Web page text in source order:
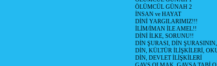
ÖLÜMCÜL GÜNAH 2
İNSAN ve HAYAT
DİNİ YARGILARIMIZ!!!
İLİM/İMAN İLE AMEL!!
DİNİ İLKE, SORUNU!!
DİN ŞURASI, DİN
DİN, KÜLTÜR İLİŞKİLERİ,
DİN, DEVLET İLİŞKİLERİ